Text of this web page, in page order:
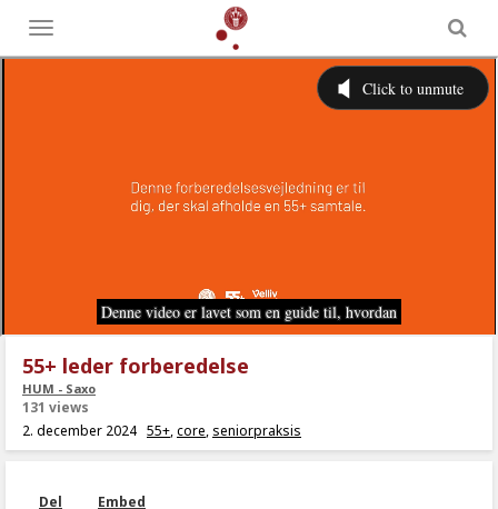
Toggle
menu
55+ leder forberedelse
HUM - Saxo
131 views
2. december 2024 55+,core, seniorpraksis
Del Embed